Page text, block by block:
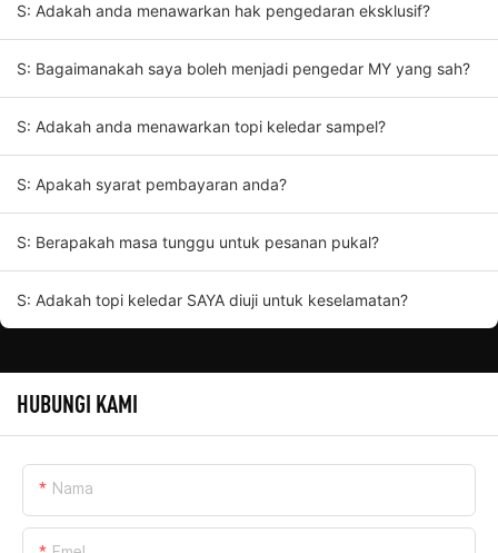
S: Adakah anda menawarkan hak pengedaran eksklusif?
S: Bagaimanakah saya boleh menjadi pengedar MY yang sah?
S: Adakah anda menawarkan topi keledar sampel?
S: Apakah syarat pembayaran anda?
S: Berapakah masa tunggu untuk pesanan pukal?
S: Adakah topi keledar SAYA diuji untuk keselamatan?
HUBUNGI KAMI
Nama